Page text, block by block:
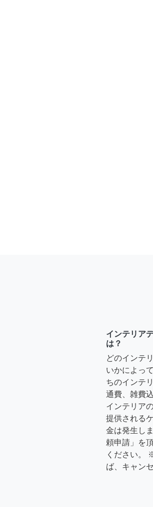
インテリア
は？
どのインテ
いかによっ
ちのインテ
通費、雑費
インテリア
提供される
金は発生し
頼申請」を
ください。
ば、キャン